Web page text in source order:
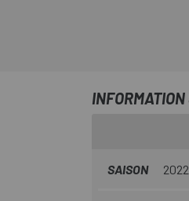
SAISON 2022